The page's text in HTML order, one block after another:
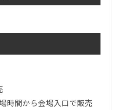
時間から会場入口で販売